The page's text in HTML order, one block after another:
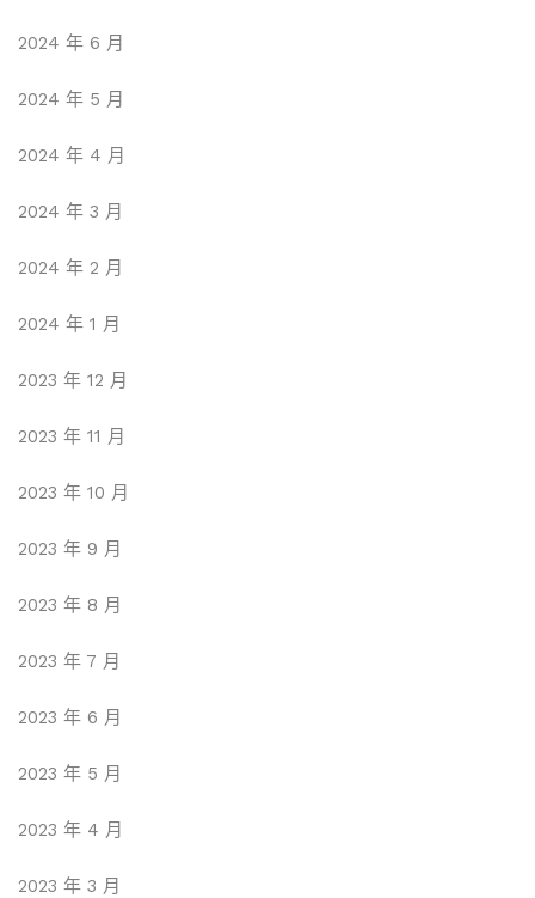
2024 年 6 月
2024 年 5 月
2024 年 4 月
2024 年 3 月
2024 年 2 月
2024 年 1 月
2023 年 12 月
2023 年 11 月
2023 年 10 月
2023 年 9 月
2023 年 8 月
2023 年 7 月
2023 年 6 月
2023 年 5 月
2023 年 4 月
2023 年 3 月